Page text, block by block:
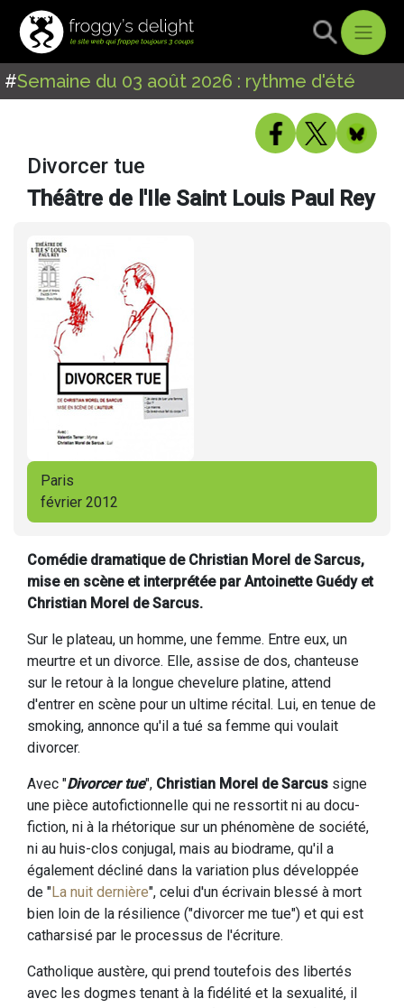
#Semaine du 03 août 2026 : rythme d'été
Divorcer tue
Théâtre de l'Ile Saint Louis Paul Rey
Paris
février 2012
Comédie dramatique de Christian Morel de Sarcus,
mise en scène et interprétée par Antoinette Guédy et
Christian Morel de Sarcus.
Sur le plateau, un homme, une femme. Entre eux, un
meurtre et un divorce. Elle, assise de dos, chanteuse
sur le retour à la longue chevelure platine, attend
d'entrer en scène pour un ultime récital. Lui, en tenue de
smoking, annonce qu'il a tué sa femme qui voulait
divorcer.
Avec "Divorcer tue", Christian Morel de Sarcus signe
une pièce autofictionnelle qui ne ressortit ni au docu-
fiction, ni à la rhétorique sur un phénomène de société,
ni au huis-clos conjugal, mais au biodrame, qu'il a
également décliné dans la variation plus développée
de "La nuit dernière", celui d'un écrivain blessé à mort
bien loin de la résilience ("divorcer me tue") et qui est
catharsisé par le processus de l'écriture.
Catholique austère, qui prend toutefois des libertés
avec les dogmes tenant à la fidélité et la sexualité, il